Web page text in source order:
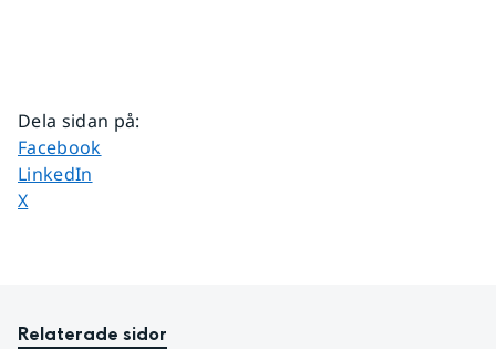
Dela sidan på:
Dela sidan på
Facebook
Dela sidan på
LinkedIn
Dela sidan på
X
Relaterade sidor